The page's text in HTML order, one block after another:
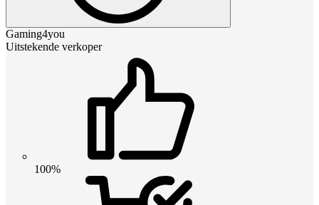
Gaming4you
Uitstekende verkoper
100%